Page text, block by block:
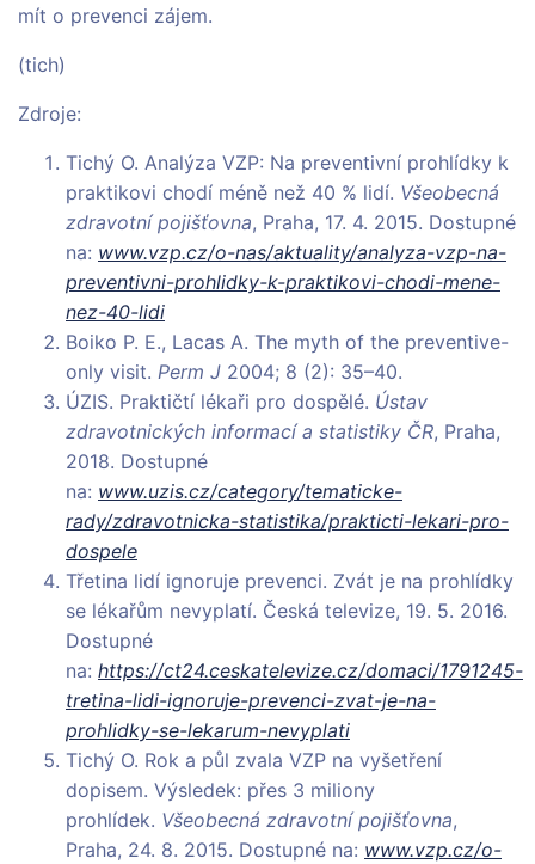
mít o prevenci zájem.
(tich)
Zdroje:
Tichý O. Analýza VZP: Na preventivní prohlídky k
praktikovi chodí méně než 40 % lidí. Všeobecná
zdravotní pojišťovna, Praha, 17. 4. 2015. Dostupné
na: www.vzp.cz/o-nas/aktuality/analyza-vzp-na-
preventivni-prohlidky-k-praktikovi-chodi-mene-
nez-40-lidi
Boiko P. E., Lacas A. The myth of the preventive-
only visit. Perm J 2004; 8 (2): 35–40.
ÚZIS. Praktičtí lékaři pro dospělé. Ústav
zdravotnických informací a statistiky ČR, Praha,
2018. Dostupné
na: www.uzis.cz/category/tematicke-
rady/zdravotnicka-statistika/prakticti-lekari-pro-
dospele
Třetina lidí ignoruje prevenci. Zvát je na prohlídky
se lékařům nevyplatí. Česká televize, 19. 5. 2016.
Dostupné
na: https://ct24.ceskatelevize.cz/domaci/1791245-
tretina-lidi-ignoruje-prevenci-zvat-je-na-
prohlidky-se-lekarum-nevyplati
Tichý O. Rok a půl zvala VZP na vyšetření
dopisem. Výsledek: přes 3 miliony
prohlídek. Všeobecná zdravotní pojišťovna,
Praha, 24. 8. 2015. Dostupné na: www.vzp.cz/o-